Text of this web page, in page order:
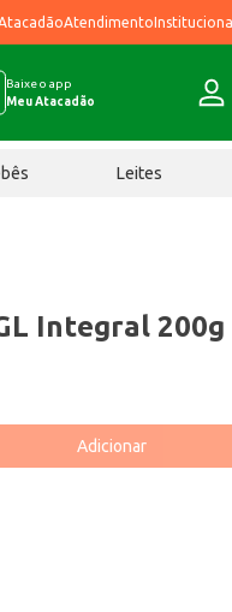
AtendimentoInstitucional
Baixe o app
Meu Atacadão
Leites
Integral 200g
Adicionar